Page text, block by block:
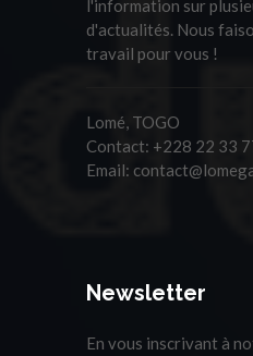
l'information sur
d'actualités. Nous
travail pour vous !
Lomé, TOGO
Contact: +228 22 33
Email:
Newsletter
En vous inscrivant à